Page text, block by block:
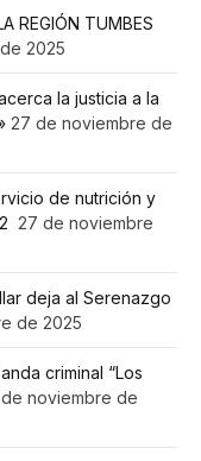
REGIÓN TUMBES
2025
la justicia a la
27 de noviembre de
de nutrición y
27 de noviembre
deja al Serenazgo
de 2025
criminal “Los
noviembre de